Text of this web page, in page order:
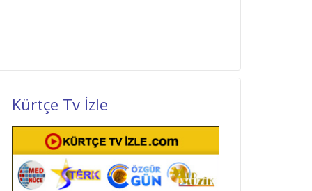
Kürtçe Tv İzle